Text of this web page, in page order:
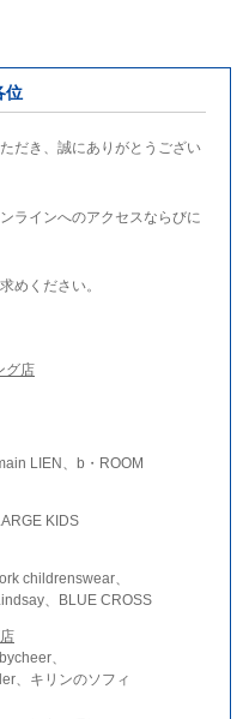
位
だき、誠にありがとうござい
ラインへのアクセスならびに
めください。
グ店
LIEN、b・ROOM
KIDS
childrenswear、
、BLUE CROSS
、
、キリンのソフィ